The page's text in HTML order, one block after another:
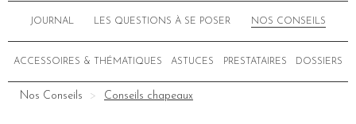
JOURNAL LES QUESTIONS À SE POSER NOS CONSEILS
ACCESSOIRES & THÉMATIQUES ASTUCES PRESTATAIRES DOSSIERS
Nos Conseils Conseils chapeaux